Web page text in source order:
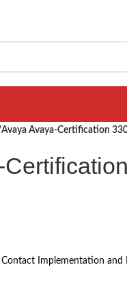
Avaya Avaya-Certification
Implementation and